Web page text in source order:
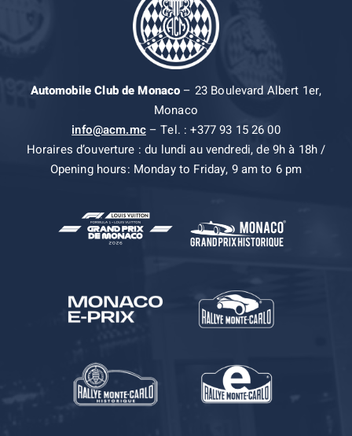
Automobile Club de Monaco– 23 Boulevard Albert 1er,
Monaco
info@acm.mc– Tel. : +377 93 15 26 00
Horaires d’ouverture : du lundi au vendredi, de 9h à 18h /
Opening hours: Monday to Friday, 9 am to 6 pm